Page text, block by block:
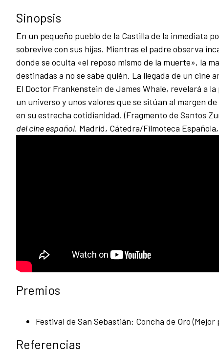
Sinopsis
En un pequeño pueblo de la Castilla de la inmediata
sobrevive con sus hijas. Mientras el padre observa
donde se oculta «el reposo mismo de la muerte», la
destinadas a no se sabe quién. La llegada de un cine
El Doctor Frankenstein de James Whale, revelará a
un universo y unos valores que se sitúan al margen
en su estrecha cotidianidad. (Fragmento de Santos
del cine español. Madrid, Cátedra/Filmoteca
Premios
Festival de San Sebastián: Concha de Oro (Mejor
Referencias